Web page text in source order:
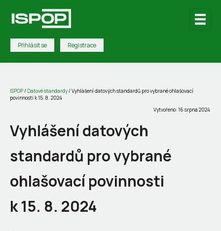
Přihlásit se Registrace
ISPOP/ Datové standardy/Vyhlášení datových standardů pro vybrané ohlašovací
povinnosti k 15. 8. 2024
Vytvořeno: 16 srpna 2024
Vyhlášení datových
standardů pro vybrané
ohlašovací povinnosti
k 15. 8. 2024